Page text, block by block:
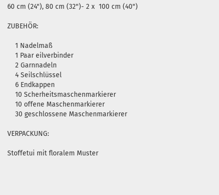
60 cm (24"), 80 cm (32")- 2 x 100 cm (40")
ZUBEHÖR:
1 Nadelmaß
1 Paar eilverbinder
2 Garnnadeln
4 Seilschlüssel
6 Endkappen
10 Scherheitsmaschenmarkierer
10 offene Maschenmarkierer
30 geschlossene Maschenmarkierer
VERPACKUNG:
Stoffetui mit floralem Muster